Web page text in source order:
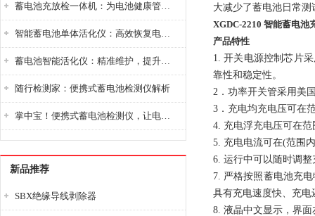
蓄电池充放检一体机：为电池健康管理提供一站式解决方案
智能蓄电池单体活化仪：高效恢复电池性能，延长蓄电池使用寿命
蓄电池智能活化仪：精准维护，提升电池健康状态
随行检测家：便携式蓄电池检测仪解析
掌中宝！便携式蓄电池检测仪，让电池检测变得简单又快捷！
新品推荐
SBX绝缘导线剥除器
大减少了蓄电池日常
XGDC-2210 智能蓄电池
产品特性
1. 开关电源控制芯片
靠性和稳定性。
2．功率开关管采用美
3．充电均充电压可在
4. 充电浮充电压可在
5. 充电电流可在(范围
6. 运行中可以随时调
7. 严格按照蓄电池充
具有充电速度快、充
8. 液晶中文显示，界